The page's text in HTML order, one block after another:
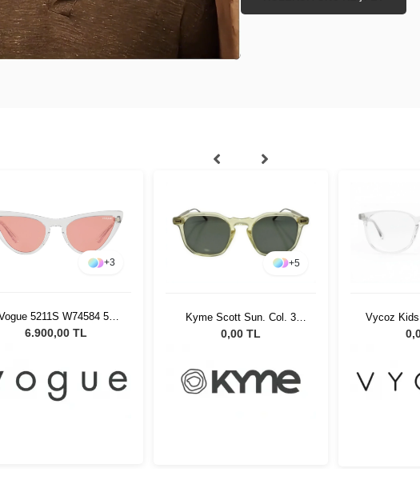
+5
Kyme Scott Sun. Col. 3
Unisex Güneş Gözlüğü
0,00 TL
+4
Vycoz Kids Gentle Kids 2
Windy CRT 47-19
0,00 TL
Etnia